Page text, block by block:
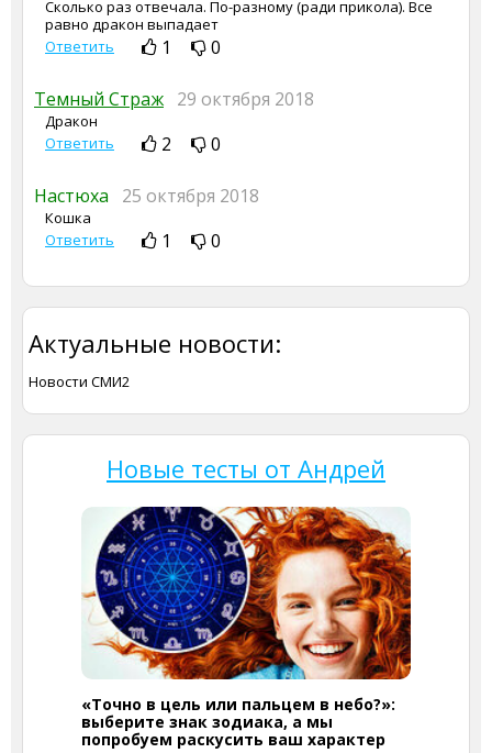
Сколько раз отвечала. По-разному (ради прикола). Все
равно дракон выпадает
Ответить
1 0
Темный Страж 29 октября 2018
Дракон
Ответить
2 0
Настюха 25 октября 2018
Кошка
Ответить
1 0
Актуальные новости:
Новости СМИ2
Новые тесты от Андрей
«Точно в цель или пальцем в небо?»:
выберите знак зодиака, а мы
попробуем раскусить ваш характер